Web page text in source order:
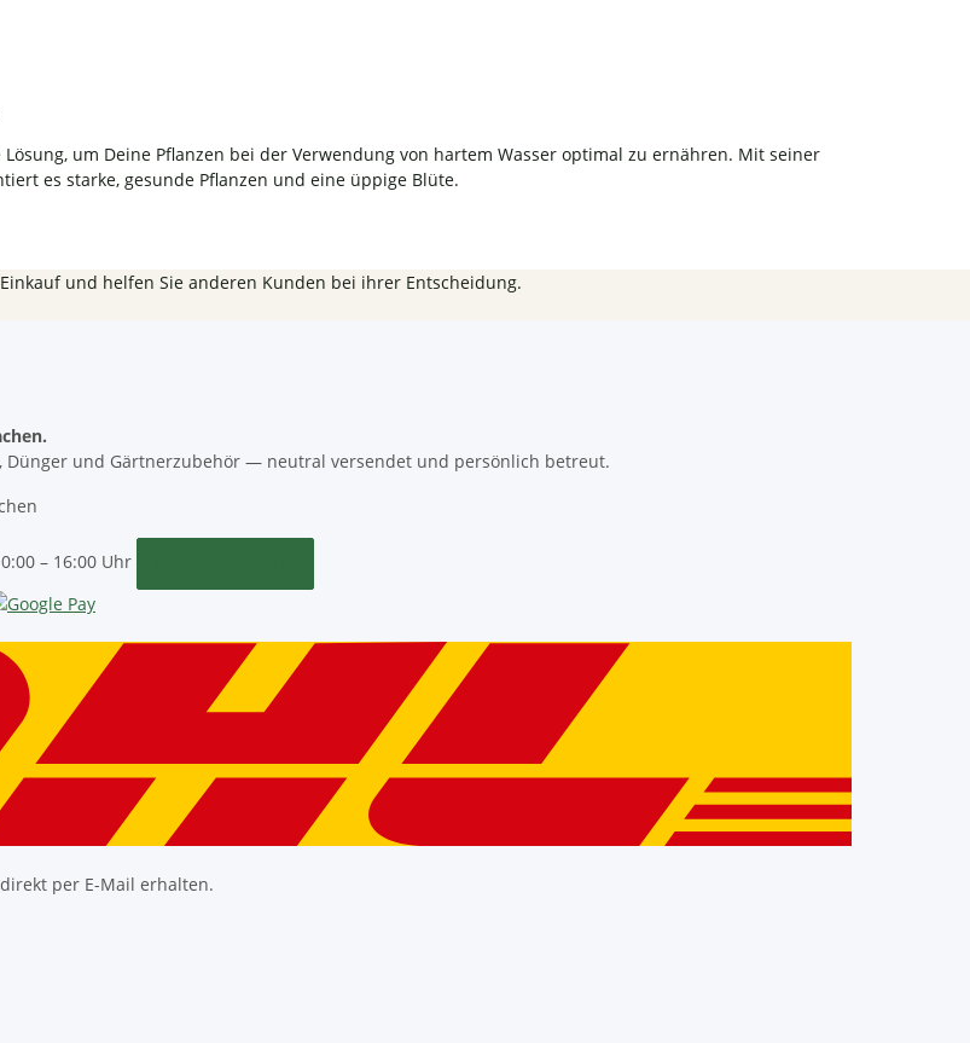
um Deine Pflanzen bei der Verwendung von hartem Wasser optimal zu ernähren. Mit seiner
es starke, gesunde Pflanzen und eine üppige Blüte.
und helfen Sie anderen Kunden bei ihrer Entscheidung.
Dünger und Gärtnerzubehör — neutral versendet und persönlich betreut.
– 16:00 Uhr
per E-Mail erhalten.